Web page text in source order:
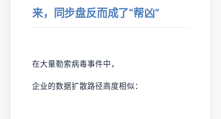
来，同步盘反而成了“帮凶”
在大量勒索病毒事件中，
企业的数据扩散路径高度相似：